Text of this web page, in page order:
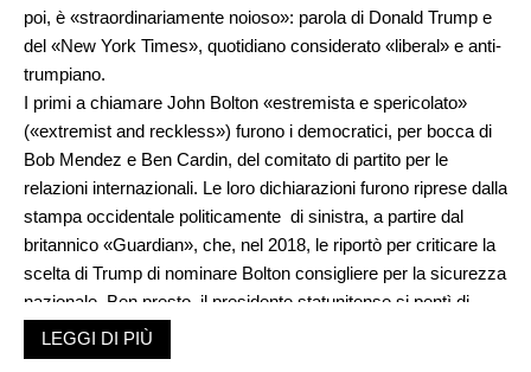
poi, è «straordinariamente noioso»: parola di Donald Trump e
del «New York Times», quotidiano considerato «liberal» e anti-
trumpiano.
I primi a chiamare John Bolton «estremista e spericolato»
(«extremist and reckless») furono i democratici, per bocca di
Bob Mendez e Ben Cardin, del comitato di partito per le
relazioni internazionali. Le loro dichiarazioni furono riprese dalla
stampa occidentale politicamente di sinistra, a partire dal
britannico «Guardian», che, nel 2018, le riportò per criticare la
scelta di Trump di nominare Bolton consigliere per la sicurezza
nazionale. Ben presto, il presidente statunitense si pentì di
essersi scelto un simile «guerrafondaio», che, con le sue
«vedute estremiste», stava deviando il corso isolazionista
LEGGI DI PIÙ